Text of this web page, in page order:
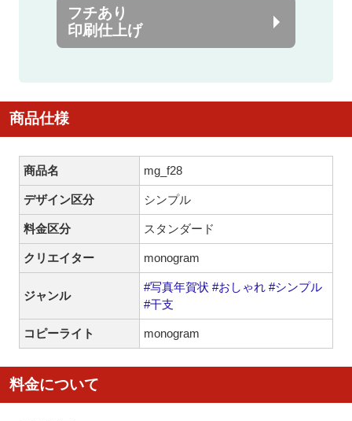
フチあり
印刷仕上げ
商品仕様
商品名 mg_f28
デザイン区分 シンプル
料金区分 スタンダード
クリエイター monogram
ジャンル
#写真年賀状 #おしゃれ #シンプル
#干支
コピーライト monogram
料金について